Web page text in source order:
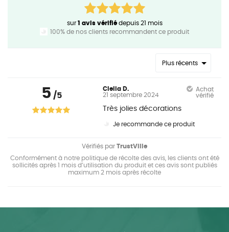
sur1 avis vérifiédepuis 21 mois
100% de nos clients recommandent ce produit
Plus récents
5 /5
Clelia D.
21 septembre 2024
Achat
vérifié
Très jolies décorations
Je recommande ce produit
Vérifiés par TrustVille
Conformément à notre politique de récolte des avis, les clients ont été
sollicités après 1 mois d’utilisation du produit et ces avis sont publiés
maximum 2 mois après récolte